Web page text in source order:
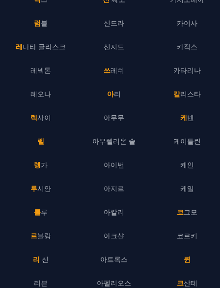
럼블
레나타 글라스크
레넥톤
레오나
렉사이
렐
렝가
루시안
룰루
르블랑
리 신
리븐
신드라
신지드
쓰레쉬
아리
아무무
아우렐리온 솔
아이번
아지르
아칼리
아크샨
아트록스
아펠리오스
카이사
카직스
카타리나
칼리스타
케넨
케이틀린
케인
케일
코그모
코르키
퀸
크산테